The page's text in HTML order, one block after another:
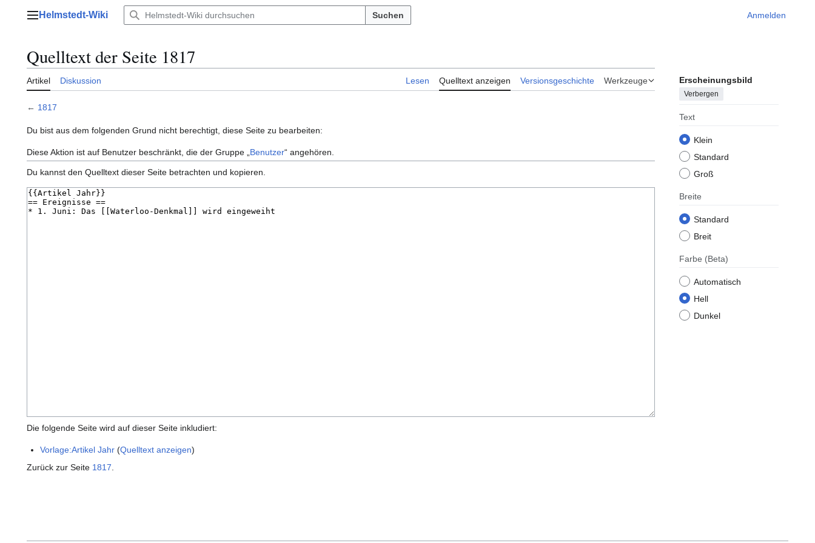
Hauptmenü
Helmstedt-Wiki Suchen Anmelden
Quelltext der Seite 1817
Artikel Diskussion Lesen Quelltext anzeigen Versionsgeschichte Werkzeuge Erscheinungsbild
Verbergen
Text
Klein
Standard
Groß
Breite
Standard
Breit
Farbe (Beta)
Automatisch
Hell
Dunkel
← 1817
Du bist aus dem folgenden Grund nicht berechtigt, diese Seite zu bearbeiten:
Diese Aktion ist auf Benutzer beschränkt, die der Gruppe „ Benutzer“ angehören.
Du kannst den Quelltext dieser Seite betrachten und kopieren.
Die folgende Seite wird auf dieser Seite inkludiert:
Vorlage:Artikel Jahr (Quelltext anzeigen)
Zurück zur Seite 1817.